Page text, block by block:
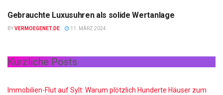
GADGET
Gebrauchte Luxusuhren als solide Wertanlage
BYVERMOEGENET.DE 11. MÄRZ 2024
Kürzliche Posts
Immobilien-Flut auf Sylt: Warum plötzlich Hunderte Häuser zum